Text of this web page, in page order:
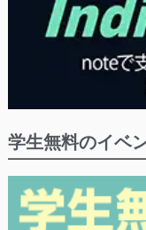
学生無料のイベ